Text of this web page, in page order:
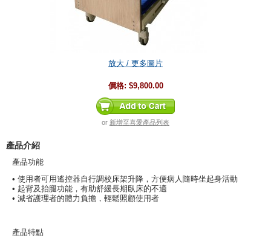
放大 / 更多圖片
價格: $9,800.00
or 新增至喜愛產品列表
產品介紹
產品功能
• 使用者可用遙控器自行調校床架升降，方便病人隨時坐起身活動
• 起背及抬腿功能，有助舒緩長期臥床的不適
• 減省護理者的體力負擔，輕鬆照顧使用者
產品特點